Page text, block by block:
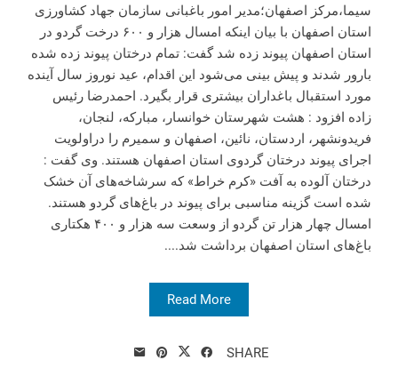
سیما،مرکز اصفهان؛مدیر امور باغبانی سازمان جهاد کشاورزی
استان اصفهان با بیان اینکه امسال هزار و ۶۰۰ درخت گردو در
استان اصفهان پیوند زده شد گفت: تمام درختان پیوند زده شده
بارور شدند و پیش بینی می‌شود این اقدام، عید نوروز سال آینده
مورد استقبال باغداران بیشتری قرار بگیرد. احمدرضا رئیس
زاده افزود : هشت شهرستان خوانسار، مبارکه، لنجان،
فریدونشهر، اردستان، نائین، اصفهان و سمیرم را دراولویت
اجرای پیوند درختان گردو‌ی استان اصفهان هستند. وی گفت :
درختان آلوده به آفت «کرم خراط» که سرشاخه‌های آن خشک
شده است گزینه مناسبی برای پیوند در باغ‌های گردو هستند.
امسال چهار هزار تن گردو از وسعت سه هزار و ۴۰۰ هکتاری
باغ‌های استان اصفهان برداشت شد....
Read More
SHARE